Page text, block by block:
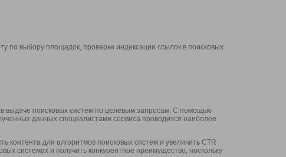
по выбору площадок, проверке индексации ссылок в поисковых
выдаче поисковых систем по целевым запросам. С помощью
данных специалистами сервиса проводится наиболее
для алгоритмов поисковых систем и увеличить CTR
системах и получить конкурентное преимущество, поскольку